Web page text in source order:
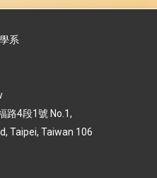
系
路4段1號 No.1,
Taipei, Taiwan 106